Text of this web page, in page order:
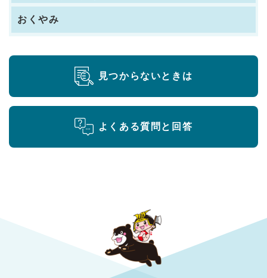
おくやみ
見つからないときは
よくある質問と回答